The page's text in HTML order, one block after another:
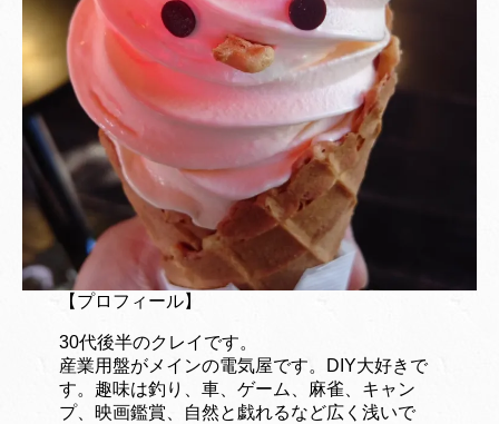
【プロフィール】
30代後半のクレイです。
産業用盤がメインの電気屋です。DIY大好きで
す。趣味は釣り、車、ゲーム、麻雀、キャン
プ、映画鑑賞、自然と戯れるなど広く浅いで